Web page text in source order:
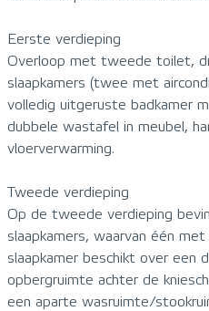
Eerste verdieping
Overloop met tweede toilet,
slaapkamers (twee met
volledig uitgeruste badkamer
dubbele wastafel in meubel,
vloerverwarming.
Tweede verdieping
Op de tweede verdieping
slaapkamers, waarvan één
slaapkamer beschikt over een
opbergruimte achter de
een aparte wasruimte/